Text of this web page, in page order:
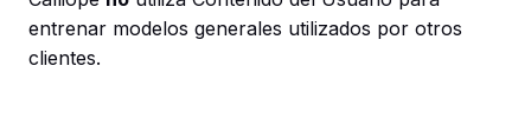
entrenar modelos generales utilizados por otros
clientes.